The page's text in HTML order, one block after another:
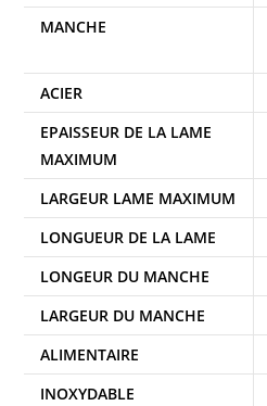
MANCHE
ACIER
EPAISSEUR DE LA LAME
MAXIMUM
LARGEUR LAME MAXIMUM
LONGUEUR DE LA LAME
LONGEUR DU MANCHE
LARGEUR DU MANCHE
ALIMENTAIRE
INOXYDABLE